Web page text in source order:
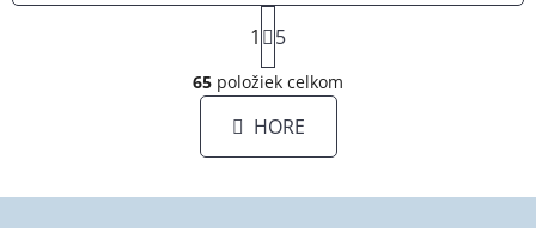
O
v
l
á
d
a
S
t
r
á
n
k
o
a
1 5
65 položiek celkom
HORE